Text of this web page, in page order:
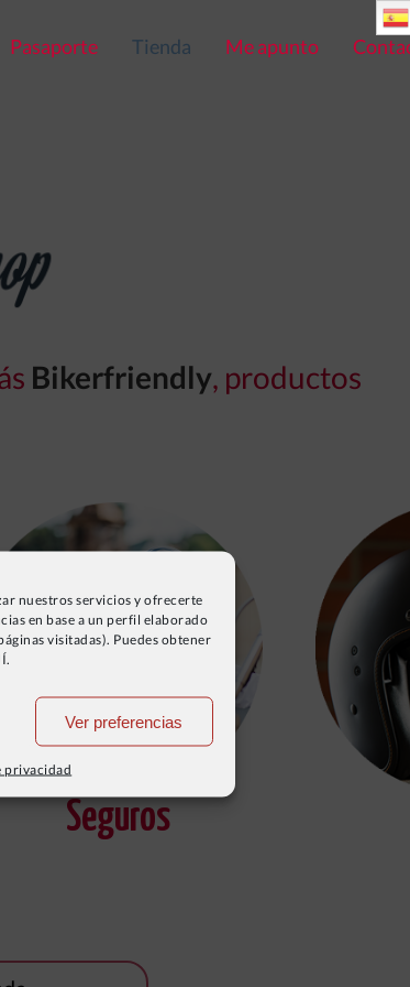
nuestros servicios y ofrecerte
en base a un perfil elaborado
visitadas). Puedes obtener
Ver preferencias
privacidad
Pasaporte Tienda Me apunto
Bikerfriendly, productos
Seguros